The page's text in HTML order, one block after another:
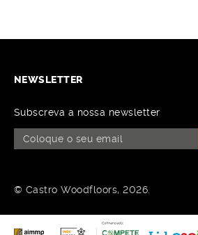
NEWSLETTER
Subscreva a nossa newsletter
© Castro Woodfloors, 2026.